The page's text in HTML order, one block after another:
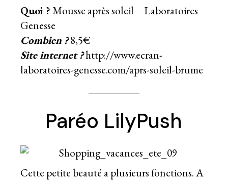
Quoi ?Mousse après soleil – Laboratoires
Genesse
Combien ?8,5€
Site internet ?http://www.ecran-
laboratoires-genesse.com/aprs-soleil-brume
Paréo LilyPush
Cette petite beauté a plusieurs fonctions. A